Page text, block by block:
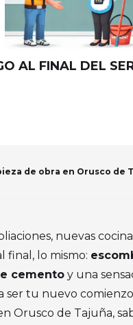
AL FINAL DEL
de obra en Orusco de
nuevas
final, lo mismo:
cemento y una
ser tu nuevo
Orusco de Tajuña,